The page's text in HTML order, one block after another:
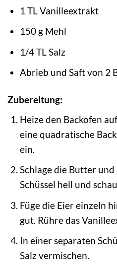
1 TL Vanilleextrakt
150 g Mehl
1/4 TL Salz
Abrieb und Saft von 2
Zubereitung:
Heize den Backofen
eine quadratische
ein.
Schlage die Butter
Schüssel hell und
Füge die Eier einzeln
gut. Rühre das
In einer separaten
Salz vermischen.